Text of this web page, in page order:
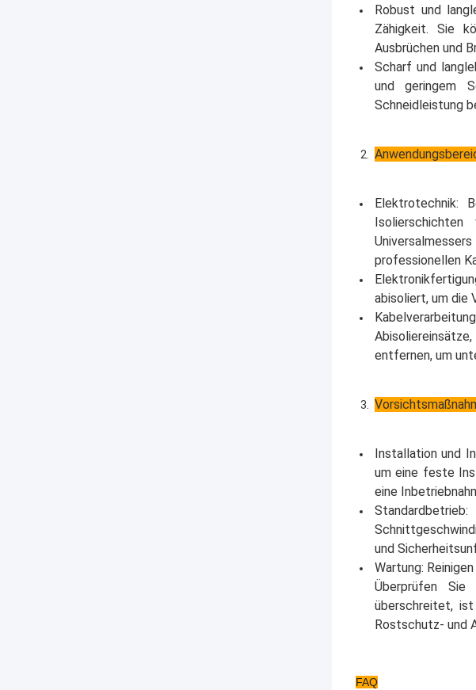
Robust und
Zähigkeit. Sie
Ausbrüchen und
Scharf und
und geringem
Schneidleistung
Elektrotechnik:
professionellen
abisoliert, um die
entfernen, um
Installation und
um eine feste
eine
und
Wartung:
Überprüfen Sie
überschreitet,
Rostschutz- und
FAQ